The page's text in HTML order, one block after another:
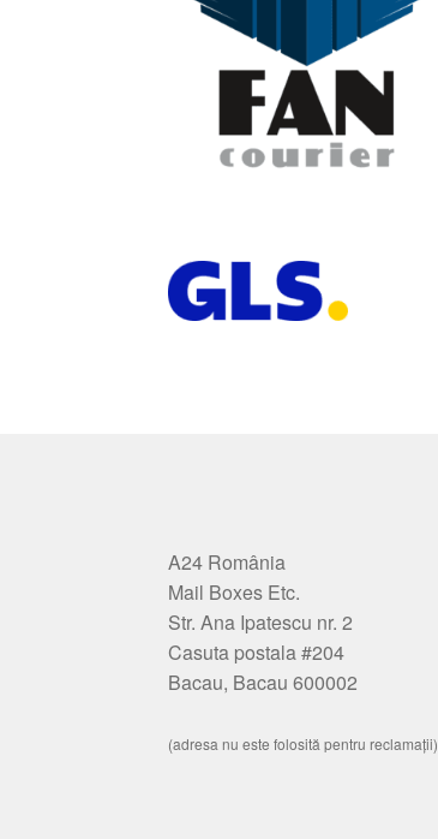
A24 România
Mail Boxes Etc.
Str. Ana Ipatescu nr. 2
Casuta postala #204
Bacau, Bacau 600002
(adresa nu este folosită pentru reclamații)